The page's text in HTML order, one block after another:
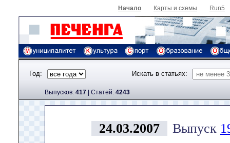
Начало Карты и схемы Run5
Год: Искать в статьях:
Выпусков: 417 | Cтатей: 4243
24.03.2007 Выпуск